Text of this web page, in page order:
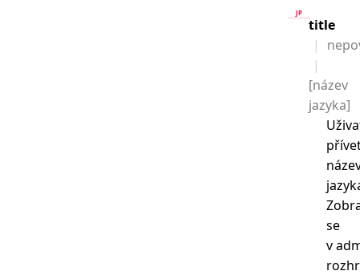
title
[název
jazyka]
se
v